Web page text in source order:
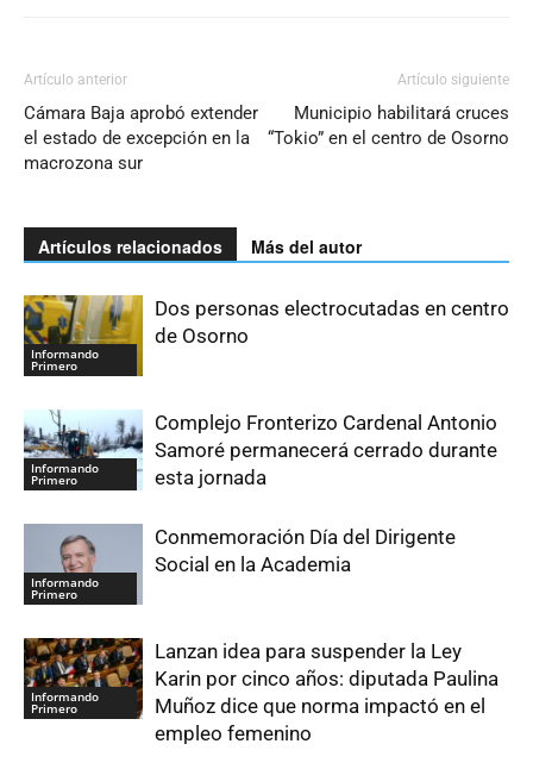
Artículo anterior
Cámara Baja aprobó extender
el estado de excepción en la
macrozona sur
Artículo siguiente
Municipio habilitará cruces
“Tokio” en el centro de Osorno
Artículos relacionados Más del autor
Informando
Primero
Dos personas electrocutadas en centro
de Osorno
Informando
Primero
Complejo Fronterizo Cardenal Antonio
Samoré permanecerá cerrado durante
esta jornada
Informando
Primero
Conmemoración Día del Dirigente
Social en la Academia
Informando
Primero
Lanzan idea para suspender la Ley
Karin por cinco años: diputada Paulina
Muñoz dice que norma impactó en el
empleo femenino